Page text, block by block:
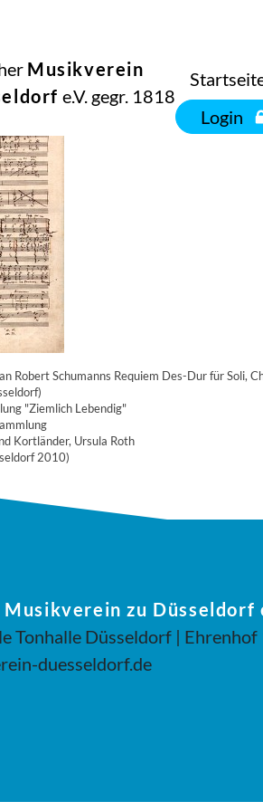
Musikverein
e.V. gegr. 1818
Login
Robert Schumanns Requiem Des-Dur für Soli,
"Ziemlich Lebendig"
Kortländer, Ursula Roth
2010)
zu Düsseldorf
Tonhalle Düsseldorf |
duesseldorf.de